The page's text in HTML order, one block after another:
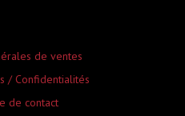
de ventes
/ Confidentialités
de contact